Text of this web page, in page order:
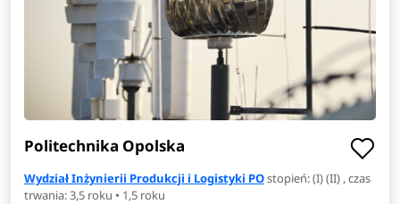
Politechnika Opolska
Wydział Inżynierii Produkcji i Logistyki POstopień: (I) (II) , czas
trwania: 3,5 roku • 1,5 roku